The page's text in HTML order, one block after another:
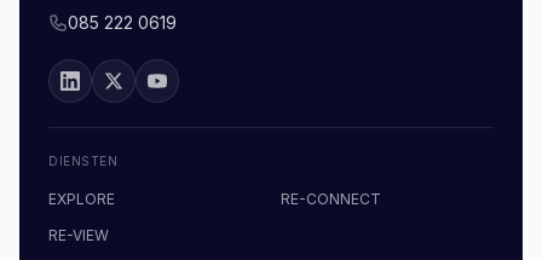
085 222 0619
DIENSTEN
EXPLORE
RE-CONNECT
RE-VIEW